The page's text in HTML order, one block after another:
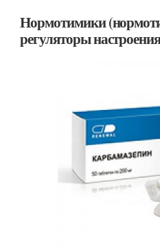
Нормотимики
регуляторы